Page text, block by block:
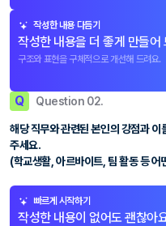
작성한 내용 다듬기
작성한 내용을 더 좋게 만들어
구조와 표현을 구체적으로 개선해 드려요.
Q Question 02.
해당 직무와 관련된 본인의 강점과 이
주세요.
(학교생활, 아르바이트, 팀 활동 등 어
빠르게 시작하기
작성한 내용이 없어도 괜찮아